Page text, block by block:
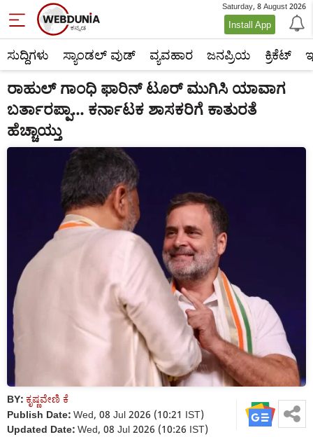
Saturday, 8 August 2026
Install App
ಸುದ್ದಿಗಳು ಸ್ಯಾಂಡಲ್ ವುಡ್ ವ್ಯವಹಾರ ಜನಪ್ರಿಯ ಕ್ರಿಕೆಟ್‌
ರಾಹುಲ್ ಗಾಂಧಿ ಫಾರಿನ್ ಟೂರ್ ಮುಗಿಸಿ ಯಾವಾಗ
ಬರ್ತಾರಪ್ಪಾ... ಕರ್ನಾಟಕ ಶಾಸಕರಿಗೆ ಕಾತುರತೆ
ಹೆಚ್ಚಾಯ್ತು
BY: ಕೃಷ್ಣವೇಣಿ ಕೆ
Publish Date: Wed, 08 Jul 2026 (10:21 IST)
Updated Date: Wed, 08 Jul 2026 (10:26 IST)